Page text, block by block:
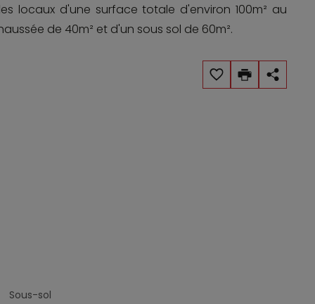
des locaux d'une surface totale d'environ 100m² au
de 40m² et d'un sous sol de 60m².
Sous-sol